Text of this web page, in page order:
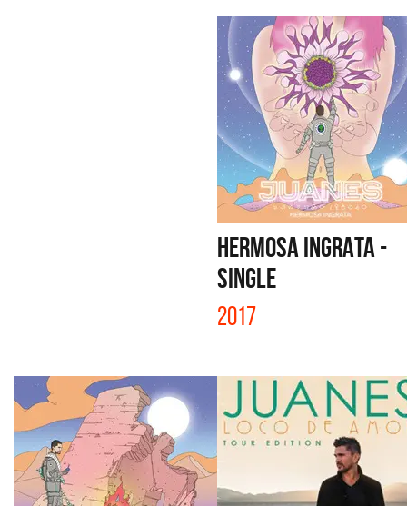
HERMOSA INGRATA -
SINGLE
2017